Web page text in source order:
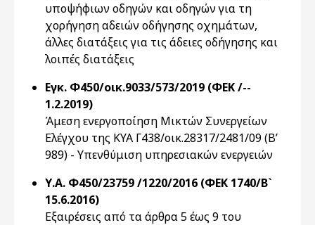
υποψήφιων οδηγών και οδηγών για τη
χορήγηση αδειών οδήγησης οχημάτων,
άλλες διατάξεις για τις άδειες οδήγησης και
λοιπές διατάξεις
Εγκ. Φ450/οικ.9033/573/2019 (ΦΕΚ /--
1.2.2019)
Άμεση ενεργοποίηση Μικτών Συνεργείων
Ελέγχου της ΚΥΑ Γ438/οικ.28317/2481/09 (Β’
989) - Υπενθύμιση υπηρεσιακών ενεργειών
Υ.Α. Φ450/23759 /1220/2016 (ΦΕΚ 1740/Β`
15.6.2016)
Εξαιρέσεις από τα άρθρα 5 έως 9 του